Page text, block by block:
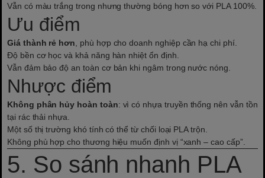
Vẫn có màu trắng trong nhưng thường bóng hơn so với PLA 100%.
Ưu điểm
Giá thành rẻ hơn , phù hợp cho doanh nghiệp cần hạ chi phí.
Độ bền cơ học và khả năng hàn nhiệt ổn định.
Vẫn đảm bảo độ an toàn cơ bản khi ngâm trong nước nóng.
Nhược điểm
Không phân hủy hoàn toàn: vì có nhựa truyền thống nên vẫn tồn
tại rác thải nhựa.
Một số thị trường khó tính có thể từ chối loại PLA trộn.
Không phù hợp cho thương hiệu muốn định vị “xanh – cao cấp”.
5. So sánh nhanh PLA